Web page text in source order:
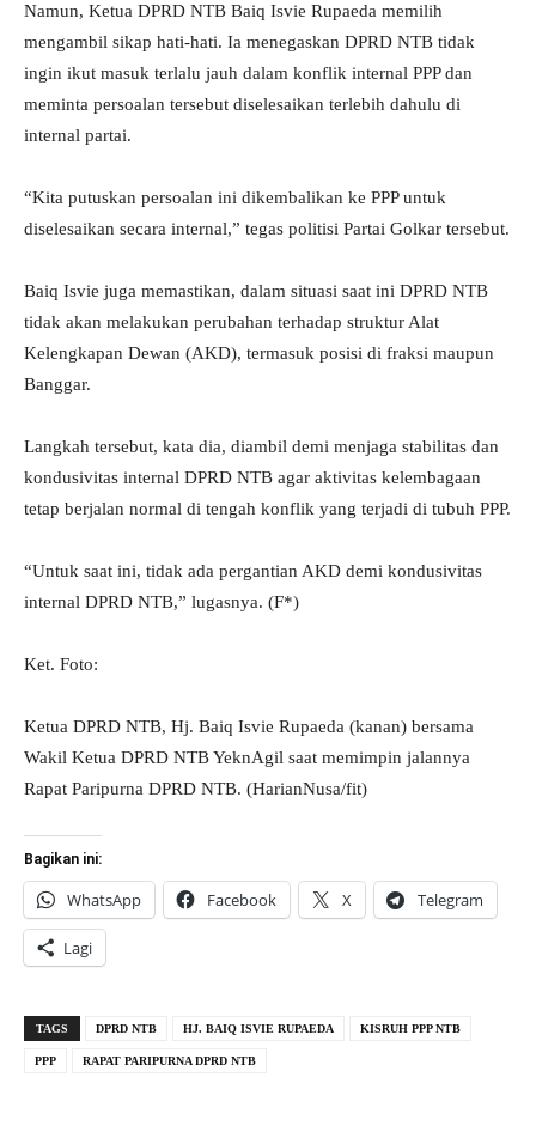
Namun, Ketua DPRD NTB Baiq Isvie Rupaeda memilih
mengambil sikap hati-hati. Ia menegaskan DPRD NTB tidak
ingin ikut masuk terlalu jauh dalam konflik internal PPP dan
meminta persoalan tersebut diselesaikan terlebih dahulu di
internal partai.
“Kita putuskan persoalan ini dikembalikan ke PPP untuk
diselesaikan secara internal,” tegas politisi Partai Golkar tersebut.
Baiq Isvie juga memastikan, dalam situasi saat ini DPRD NTB
tidak akan melakukan perubahan terhadap struktur Alat
Kelengkapan Dewan (AKD), termasuk posisi di fraksi maupun
Banggar.
Langkah tersebut, kata dia, diambil demi menjaga stabilitas dan
kondusivitas internal DPRD NTB agar aktivitas kelembagaan
tetap berjalan normal di tengah konflik yang terjadi di tubuh PPP.
“Untuk saat ini, tidak ada pergantian AKD demi kondusivitas
internal DPRD NTB,” lugasnya. (F*)
Ket. Foto:
Ketua DPRD NTB, Hj. Baiq Isvie Rupaeda (kanan) bersama
Wakil Ketua DPRD NTB YeknAgil saat memimpin jalannya
Rapat Paripurna DPRD NTB. (HarianNusa/fit)
Bagikan ini:
WhatsApp Facebook X Telegram
Lagi
TAGS DPRD NTB HJ. BAIQ ISVIE RUPAEDA KISRUH PPP NTB
PPP RAPAT PARIPURNA DPRD NTB